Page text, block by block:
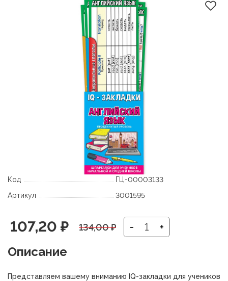
Код
ГЦ-00003133
Артикул
3001595
134,00₽
Первоначальная
цена
составляла
107,20 ₽
Текущая
цена:
107,20 ₽.
- +
Описание
Представляем вашему вниманию IQ-закладки для учеников